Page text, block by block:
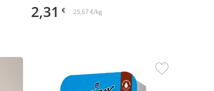
2,31 € 25,67 €/kg